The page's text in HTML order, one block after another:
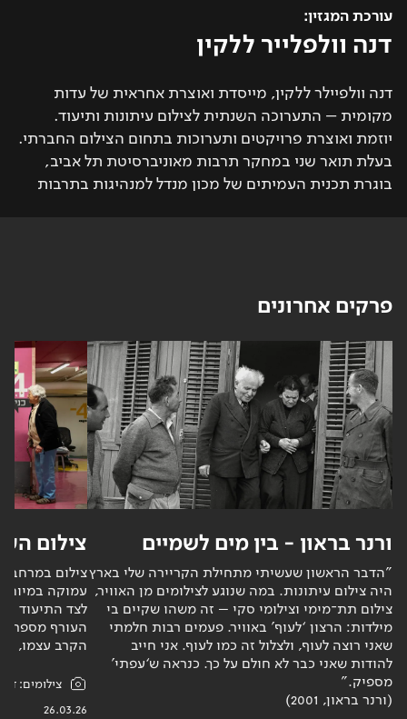
עורכת המגזין:
דנה וולפלייר ללקין
דנה וולפיילר ללקין, מייסדת ואוצרת אחראית של עדות
מקומית – התערוכה השנתית לצילום עיתונות ותיעוד.
יוזמת ואוצרת פרויקטים ותערוכות בתחום הצילום החברתי.
בעלת תואר שני במחקר תרבות מאוניברסיטת תל אביב,
בוגרת תכנית העמיתים של מכון מנדל למנהיגות בתרבות
פרקים אחרונים
ורנר בראון - בין מים לשמיים
"הדבר הראשון שעשיתי מתחילת הקריירה שלי בארץ
היה צילום עיתונות. במה שנוגע לצילומים מן האוויר,
צילום תת־מימי וצילומי סקי – זה משהו שקיים בי
מילדות: הרצון ‘לעוף’ באוויר. פעמים רבות חלמתי
שאני רוצה לעוף, ולצלול זה כמו לעוף. אני חייב
להודות שאני כבר לא חולם על כך. כנראה ש‘עפתי’
מספיק."
(ורנר בראון, 2001)
צילום
צילום במרחב
עמוקה
לצד התיעוד
העורף
הקרב עצמו,
צילומים:
26.03.26